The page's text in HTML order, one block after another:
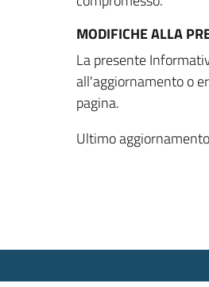
MODIFICHE ALLA
La presente
all'aggiornamento o
pagina.
Ultimo